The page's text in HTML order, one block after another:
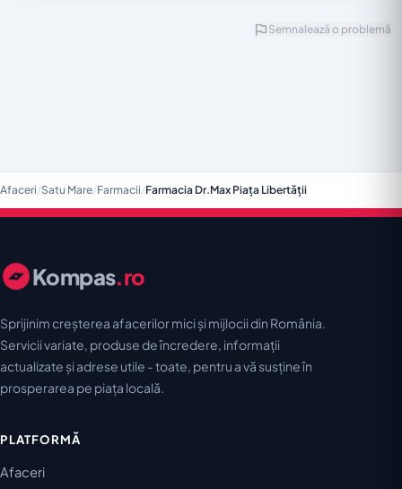
Semnalează o problemă
Afaceri/Satu Mare/Farmacii/Farmacia Dr.Max Piața Libertății
Kompas.ro
Sprijinim creșterea afacerilor mici și mijlocii din România.
Servicii variate, produse de încredere, informații
actualizate și adrese utile - toate, pentru a vă susține în
prosperarea pe piața locală.
PLATFORMĂ
Afaceri